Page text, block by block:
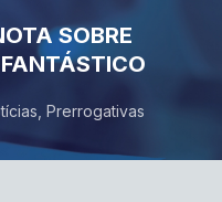
SOBRE
Prerrogativas